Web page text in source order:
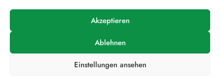
Akzeptieren
Ablehnen
Einstellungen ansehen
Datenschutzerklärung